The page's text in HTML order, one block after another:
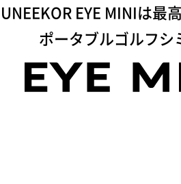
UNEEKOR EYE MINIは最
ポータブルゴルフシ